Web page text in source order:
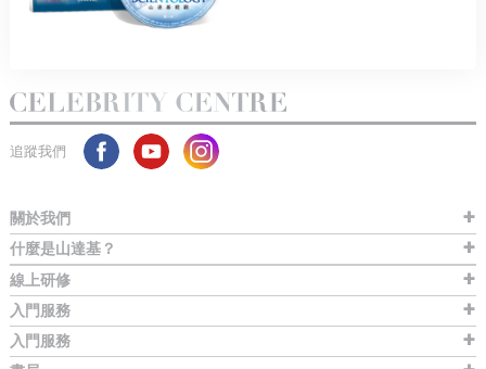
追蹤我們
關於我們
什麼是山達基？
線上研修
入門服務
入門服務